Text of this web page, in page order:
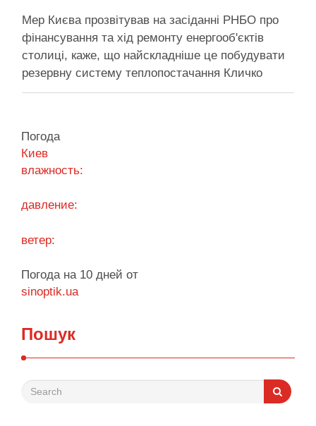
Мер Києва прозвітував на засіданні РНБО про
фінансування та хід ремонту енергооб'єктів
столиці, каже, що найскладніше це побудувати
резервну систему теплопостачання Кличко
розповів про виконання Плану стійкості Києва на
потреби Плану стійкості столиця залучила
понад 10 млрд грн, …
Погода
Киев
влажность:
давление:
ветер:
Погода на 10 дней от
sinoptik.ua
Пошук